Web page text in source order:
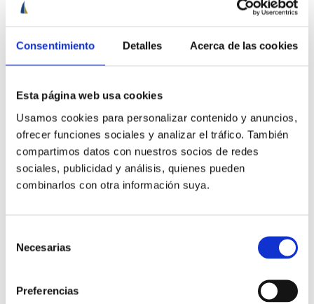
Consentimiento Detalles Acerca de las cookies
Esta página web usa cookies
Usamos cookies para personalizar contenido y anuncios,
ofrecer funciones sociales y analizar el tráfico. También
compartimos datos con nuestros socios de redes
sociales, publicidad y análisis, quienes pueden
combinarlos con otra información suya.
Necesarias
Preferencias
Aceptopolítica de privacidadde Cenautica ytérminos del
servicioy privacidadde Google reCaptcha
Quiero estar al día denovedades y ofertas
Otras formas de contacto